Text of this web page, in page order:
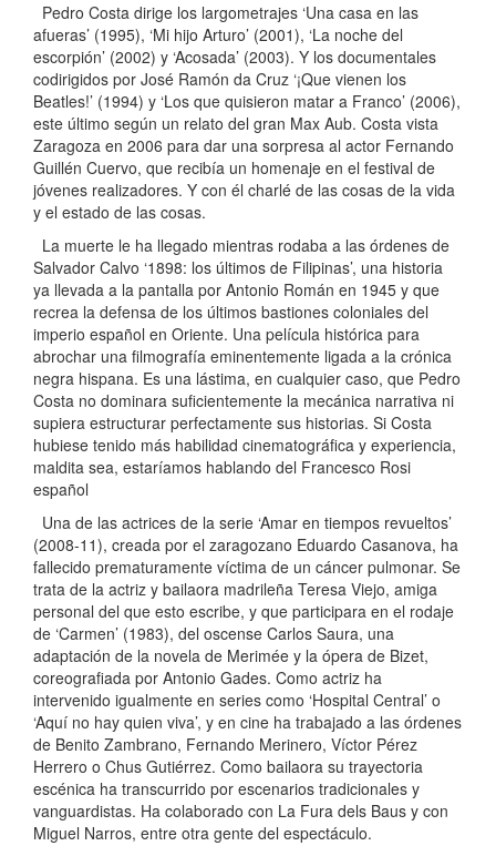
Pedro Costa dirige los largometrajes ‘Una casa en las
afueras’ (1995), ‘Mi hijo Arturo’ (2001), ‘La noche del
escorpión’ (2002) y ‘Acosada’ (2003). Y los documentales
codirigidos por José Ramón da Cruz ‘¡Que vienen los
Beatles!’ (1994) y ‘Los que quisieron matar a Franco’ (2006),
este último según un relato del gran Max Aub. Costa vista
Zaragoza en 2006 para dar una sorpresa al actor Fernando
Guillén Cuervo, que recibía un homenaje en el festival de
jóvenes realizadores. Y con él charlé de las cosas de la vida
y el estado de las cosas.
La muerte le ha llegado mientras rodaba a las órdenes de
Salvador Calvo ‘1898: los últimos de Filipinas’, una historia
ya llevada a la pantalla por Antonio Román en 1945 y que
recrea la defensa de los últimos bastiones coloniales del
imperio español en Oriente. Una película histórica para
abrochar una filmografía eminentemente ligada a la crónica
negra hispana. Es una lástima, en cualquier caso, que Pedro
Costa no dominara suficientemente la mecánica narrativa ni
supiera estructurar perfectamente sus historias. Si Costa
hubiese tenido más habilidad cinematográfica y experiencia,
maldita sea, estaríamos hablando del Francesco Rosi
español
Una de las actrices de la serie ‘Amar en tiempos revueltos’
(2008-11), creada por el zaragozano Eduardo Casanova, ha
fallecido prematuramente víctima de un cáncer pulmonar. Se
trata de la actriz y bailaora madrileña Teresa Viejo, amiga
personal del que esto escribe, y que participara en el rodaje
de ‘Carmen’ (1983), del oscense Carlos Saura, una
adaptación de la novela de Merimée y la ópera de Bizet,
coreografiada por Antonio Gades. Como actriz ha
intervenido igualmente en series como ‘Hospital Central’ o
‘Aquí no hay quien viva’, y en cine ha trabajado a las órdenes
de Benito Zambrano, Fernando Merinero, Víctor Pérez
Herrero o Chus Gutiérrez. Como bailaora su trayectoria
escénica ha transcurrido por escenarios tradicionales y
vanguardistas. Ha colaborado con La Fura dels Baus y con
Miguel Narros, entre otra gente del espectáculo.